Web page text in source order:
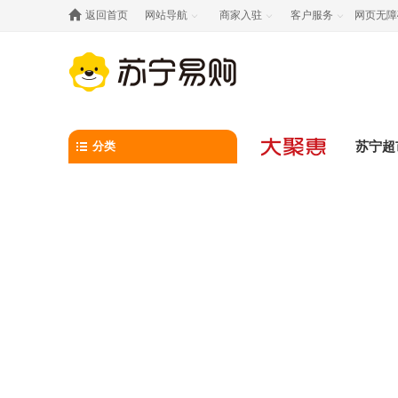
 返回首页 网站导航  商家入驻  客户服务  网页无
分类 苏宁超